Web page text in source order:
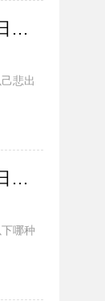
蚂蚁庄园今日最新答案在文章末 7.29日蚂蚁庄园今日正确答案汇总
悲出
蚂蚁庄园今日最新答案在文章末 7.28日蚂蚁庄园今日正确答案汇总
哪种